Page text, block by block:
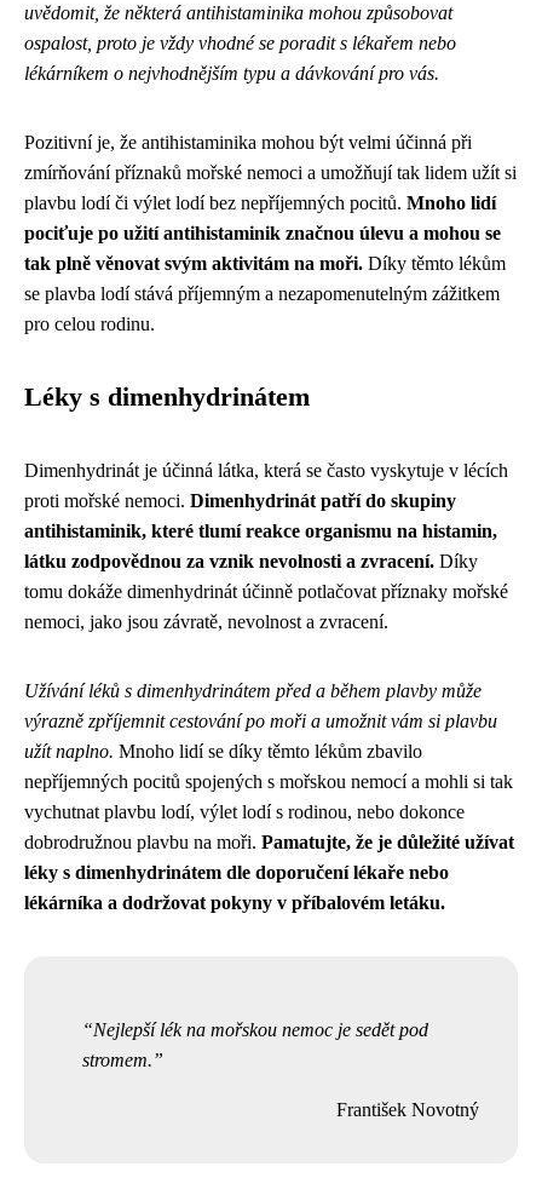
uvědomit, že některá antihistaminika mohou způsobovat
ospalost, proto je vždy vhodné se poradit s lékařem nebo
lékárníkem o nejvhodnějším typu a dávkování pro vás.
Pozitivní je, že antihistaminika mohou být velmi účinná při
zmírňování příznaků mořské nemoci a umožňují tak lidem užít si
plavbu lodí či výlet lodí bez nepříjemných pocitů. Mnoho lidí
pociťuje po užití antihistaminik značnou úlevu a mohou se
tak plně věnovat svým aktivitám na moři. Díky těmto lékům
se plavba lodí stává příjemným a nezapomenutelným zážitkem
pro celou rodinu.
Léky s dimenhydrinátem
Dimenhydrinát je účinná látka, která se často vyskytuje v lécích
proti mořské nemoci. Dimenhydrinát patří do skupiny
antihistaminik, které tlumí reakce organismu na histamin,
látku zodpovědnou za vznik nevolnosti a zvracení. Díky
tomu dokáže dimenhydrinát účinně potlačovat příznaky mořské
nemoci, jako jsou závratě, nevolnost a zvracení.
Užívání léků s dimenhydrinátem před a během plavby může
výrazně zpříjemnit cestování po moři a umožnit vám si plavbu
užít naplno. Mnoho lidí se díky těmto lékům zbavilo
nepříjemných pocitů spojených s mořskou nemocí a mohli si tak
vychutnat plavbu lodí, výlet lodí s rodinou, nebo dokonce
dobrodružnou plavbu na moři. Pamatujte, že je důležité užívat
léky s dimenhydrinátem dle doporučení lékaře nebo
lékárníka a dodržovat pokyny v příbalovém letáku.
Nejlepší lék na mořskou nemoc je sedět pod
stromem.
František Novotný